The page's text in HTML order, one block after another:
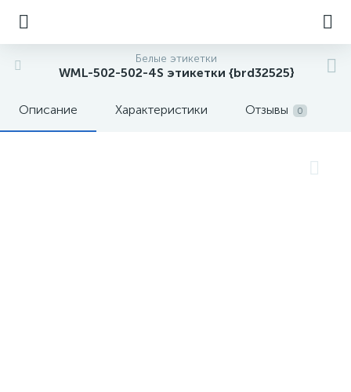
Белые этикетки
WML-502-502-4S этикетки {brd32525}
Описание Характеристики Отзывы 0